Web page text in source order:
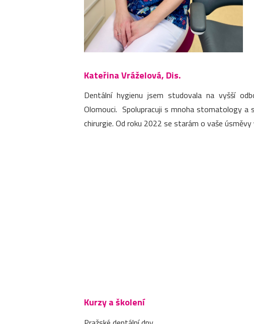
Kateřina Vráželová, Dis.
Dentální hygienu jsem studovala na vyšší
Olomouci. Spolupracuji s mnoha stomatology
chirurgie. Od roku 2022 se starám o vaše úsměvy
Kurzy a školení